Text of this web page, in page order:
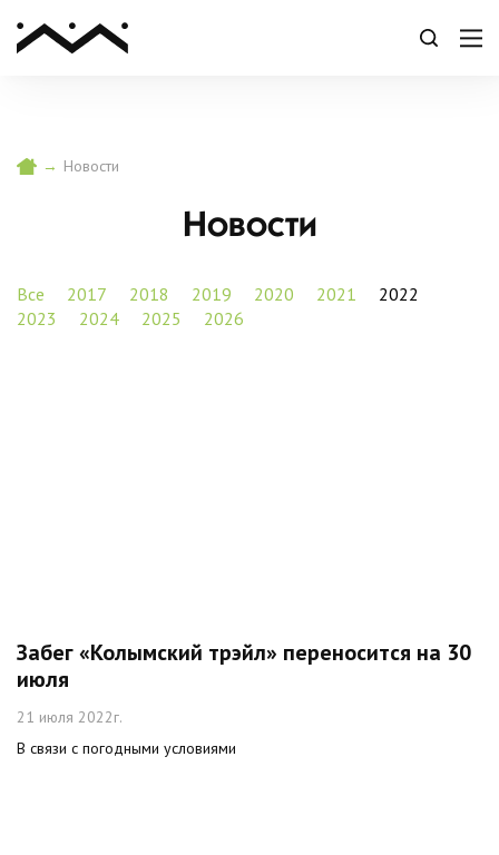
→ Новости
Новости
Все 2017 2018 2019 2020 2021
2022
2023
2024 2025 2026
Забег «Колымский трэйл» переносится на 30
июля
21 июля 2022г.
В связи с погодными условиями